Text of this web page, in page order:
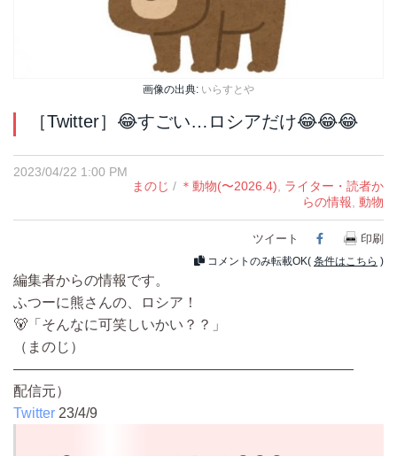
画像の出典: いらすとや
［Twitter］😂すごい…ロシアだけ😂😂😂
2023/04/22 1:00 PM
まのじ / ＊動物(〜2026.4)
ライター・読者か
らの情報 動物
ツイート Facebook
印刷
コメントのみ転載OK( 条件はこちら )
編集者からの情報です。
ふつーに熊さんの、ロシア！
🐻「そんなに可笑しいかい？？」
（まのじ）
————————————————————————
配信元）
Twitter 23/4/9